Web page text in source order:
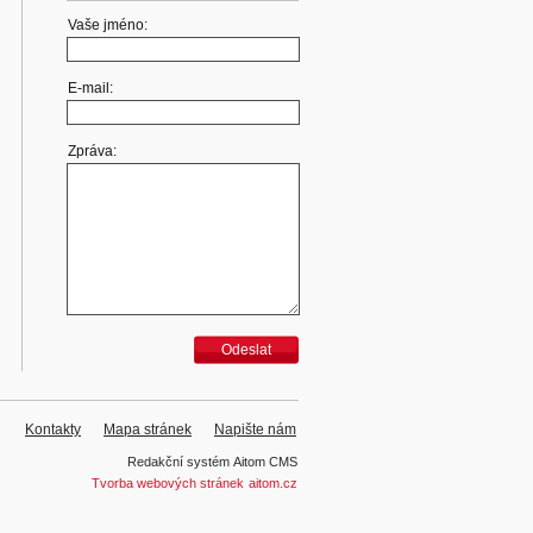
Vaše jméno:
E-mail:
Zpráva:
Odeslat
Kontakty Mapa stránek Napište nám
Redakční systém Aitom CMS
Tvorba webových stránek aitom.cz